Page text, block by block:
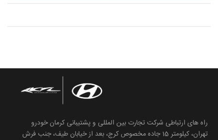
راه های ارتباطی شرکت تجارت بین المللی و پشتیبانی کرمان خودرو
تهران، کیلومتر 15 جاده مخصوص کرج، بعد از خیابان طیف، جنب فرش